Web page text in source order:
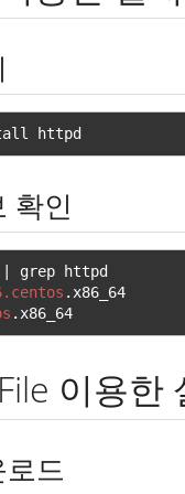
httpd
확인
grep httpd
. x86_64
. x86_64
이용한
드